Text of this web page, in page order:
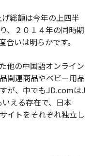
総額は今年の上四半
、２０１４年の同時期
いは明らかです。
他の中国語オンライン
関連商品やベビー用品
が、中でもJD.comはJ
える存在で、日本
イトをそれぞれ独立し